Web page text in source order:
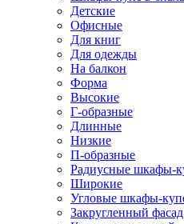
Детские
Офисные
Для книг
Для одежды
На балкон
Форма
Высокие
Г-образные
Длинные
Низкие
П-образные
Радиусные шкафы-
Широкие
Угловые шкафы-
Закругленный фасад